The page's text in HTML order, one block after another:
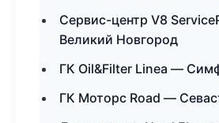
Сервис-центр V8
Великий Новгород
ГК Oil&Filter Linea —
ГК Моторс Road —